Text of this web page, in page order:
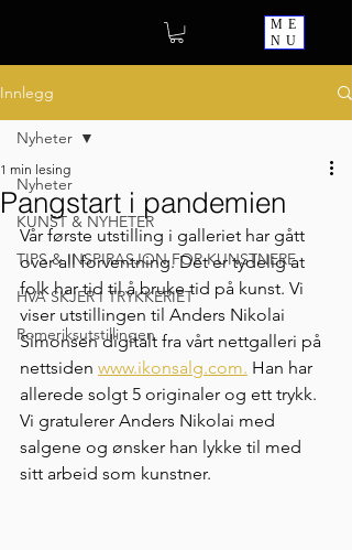
ME
NU
Innlegg
Nyheter
KUNST & NYHETER
TIPS & INSPIRASJON FOR KUNSTNERE
HVA SKJER I TRYKKERIET
Romeriksutstillingen
Nyheter
Pangstart i pandemien
1 min lesing
Vår første utstilling i galleriet har gått
over all forventning. Det er tydelig at
folk har tid til å bruke tid på kunst. Vi
viser utstillingen til Anders Nikolai
Simonsen digitalt fra vårt nettgalleri på
nettsiden www.ikonsalg.com. Han har
allerede solgt 5 originaler og ett trykk.
Vi gratulerer Anders Nikolai med
salgene og ønsker han lykke til med
sitt arbeid som kunstner.